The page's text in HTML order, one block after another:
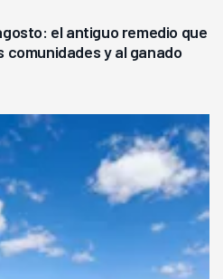
el antiguo remedio que
y al ganado